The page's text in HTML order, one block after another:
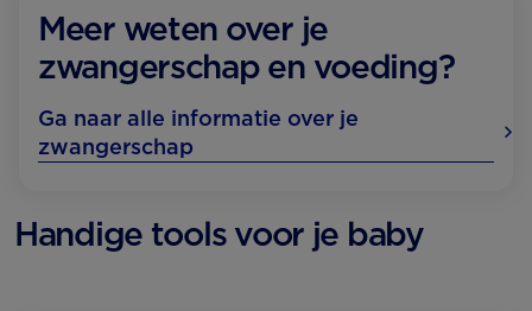
Meer weten over je
zwangerschap en voeding?
Ga naar alle informatie over je
zwangerschap
Handige tools voor je baby